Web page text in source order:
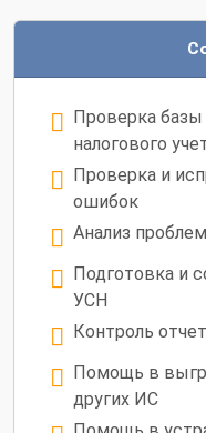
Проверка
налогового
Проверка и
ошибок
Анализ
Подготовка и
УСН
Контроль
Помощь в
других ИС